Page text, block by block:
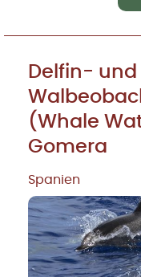
Delfin- und
(Whale
Gomera
Spanien